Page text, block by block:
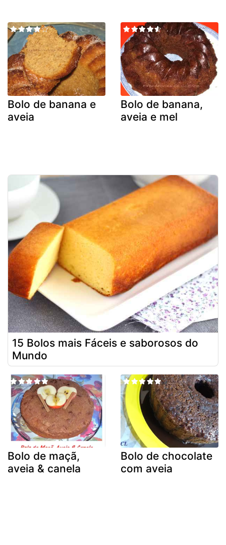
Bolo de banana e
aveia
Bolo de banana,
aveia e mel
15 Bolos mais Fáceis e saborosos do
Mundo
Bolo de maçã,
aveia & canela
Bolo de chocolate
com aveia